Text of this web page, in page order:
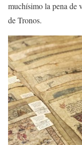
muchísimo la pena de
de Tronos.